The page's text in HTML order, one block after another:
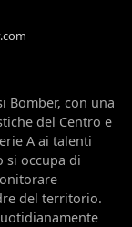
Bomber, con una
del Centro e
A ai talenti
si occupa di
del territorio.